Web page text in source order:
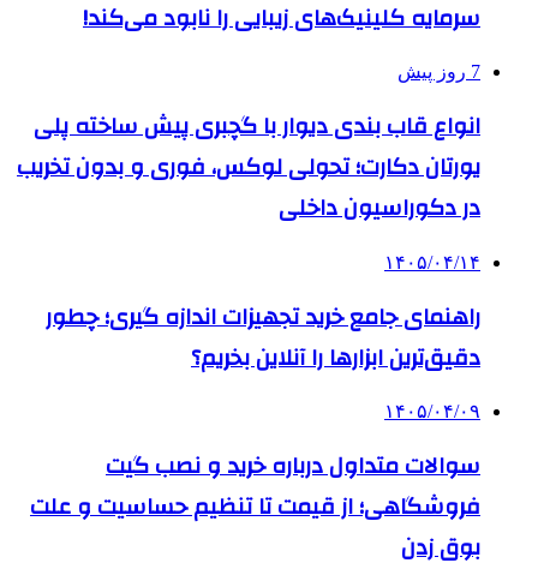
سرمایه کلینیک‌های زیبایی را نابود می‌کند!
7 روز پیش
انواع قاب بندی دیوار با گچبری پیش ساخته پلی
یورتان دکارت؛ تحولی لوکس، فوری و بدون تخریب
در دکوراسیون داخلی
۱۴۰۵/۰۴/۱۴
راهنمای جامع خرید تجهیزات اندازه گیری؛ چطور
دقیق‌ترین ابزارها را آنلاین بخریم؟
۱۴۰۵/۰۴/۰۹
سوالات متداول درباره خرید و نصب گیت
فروشگاهی؛ از قیمت تا تنظیم حساسیت و علت
بوق زدن